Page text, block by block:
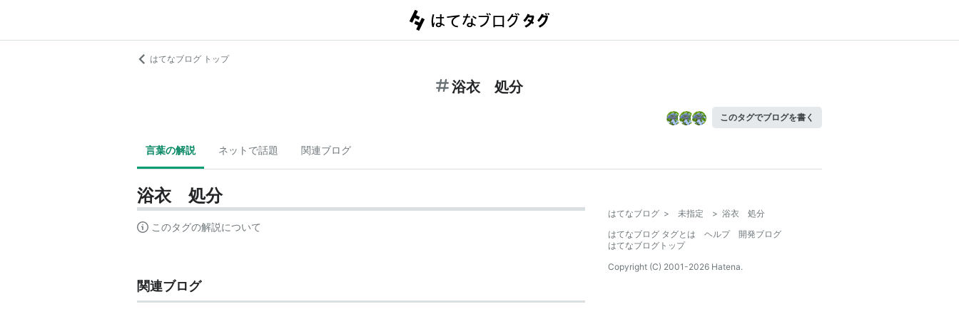
はてなブログ トップ
浴衣 処分
このタグでブログを書く
言葉の解説 ネットで話題 関連ブログ
浴衣 処分
このタグの解説について
関連ブログ
はてなブログ > 未指定 > 浴衣 処分
はてなブログ タグとは
ヘルプ
開発ブログ
はてなブログトップ
Copyright (C) 2001-2026 Hatena.